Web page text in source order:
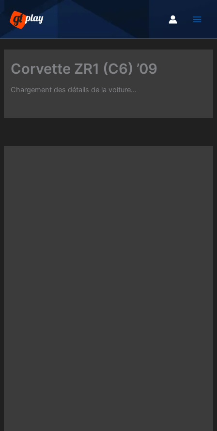
contenu
Corvette ZR1 (C6) ’09
Chargement des détails de la voiture...